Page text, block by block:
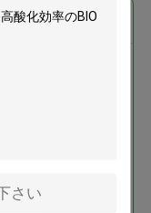
フィルターメデ